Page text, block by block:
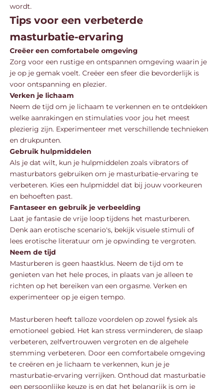
wordt.
Tips voor een verbeterde
masturbatie-ervaring
Creëer een comfortabele omgeving
Zorg voor een rustige en ontspannen omgeving waarin je
je op je gemak voelt. Creëer een sfeer die bevorderlijk is
voor ontspanning en plezier.
Verken je lichaam
Neem de tijd om je lichaam te verkennen en te ontdekken
welke aanrakingen en stimulaties voor jou het meest
plezierig zijn. Experimenteer met verschillende technieken
en drukpunten.
Gebruik hulpmiddelen
Als je dat wilt, kun je hulpmiddelen zoals vibrators of
masturbators gebruiken om je masturbatie-ervaring te
verbeteren. Kies een hulpmiddel dat bij jouw voorkeuren
en behoeften past.
Fantaseer en gebruik je verbeelding
Laat je fantasie de vrije loop tijdens het masturberen.
Denk aan erotische scenario's, bekijk visuele stimuli of
lees erotische literatuur om je opwinding te vergroten.
Neem de tijd
Masturberen is geen haastklus. Neem de tijd om te
genieten van het hele proces, in plaats van je alleen te
richten op het bereiken van een orgasme. Verken en
experimenteer op je eigen tempo.
Masturberen heeft talloze voordelen op zowel fysiek als
emotioneel gebied. Het kan stress verminderen, de slaap
verbeteren, zelfvertrouwen vergroten en de algehele
stemming verbeteren. Door een comfortabele omgeving
te creëren en je lichaam te verkennen, kun je je
masturbatie-ervaring verrijken. Onthoud dat masturbatie
een persoonlijke keuze is en dat het belangrijk is om je